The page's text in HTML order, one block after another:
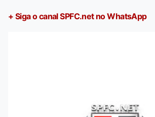
+ Siga o canal SPFC.net no WhatsApp